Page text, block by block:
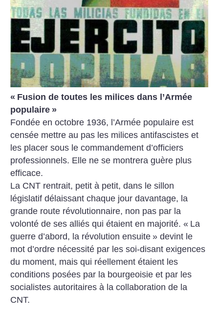
« Fusion de toutes les milices dans l’Armée
populaire »
Fondée en octobre 1936, l’Armée populaire est
censée mettre au pas les milices antifascistes et
les placer sous le commandement d’officiers
professionnels. Elle ne se montrera guère plus
efficace.
La CNT rentrait, petit à petit, dans le sillon
législatif délaissant chaque jour davantage, la
grande route révolutionnaire, non pas par la
volonté de ses alliés qui étaient en majorité. « La
guerre d’abord, la révolution ensuite » devint le
mot d’ordre nécessité par les soi-disant exigences
du moment, mais qui réellement étaient les
conditions posées par la bourgeoisie et par les
socialistes autoritaires à la collaboration de la
CNT.